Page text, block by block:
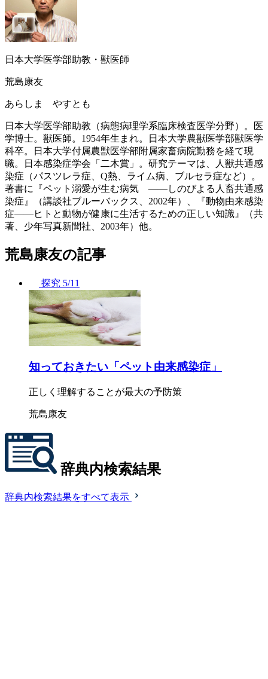
日本大学医学部助教・獣医師
荒島康友
あらしま やすとも
日本大学医学部助教（病態病理学系臨床検査医学分野）。医
学博士。獣医師。1954年生まれ。日本大学農獣医学部獣医学
科卒。日本大学付属農獣医学部附属家畜病院勤務を経て現
職。日本感染症学会「二木賞」。研究テーマは、人獣共通感
染症（パスツレラ症、Q熱、ライム病、ブルセラ症など）。
著書に『ペット溺愛が生む病気 ――しのびよる人畜共通感
染症』（講談社ブルーバックス、2002年）、『動物由来感染
症――ヒトと動物が健康に生活するための正しい知識』（共
著、少年写真新聞社、2003年）他。
荒島康友の記事
探究 5/11
知っておきたい「ペット由来感染症」
正しく理解することが最大の予防策
荒島康友
辞典内検索結果
辞典内検索結果をすべて表示